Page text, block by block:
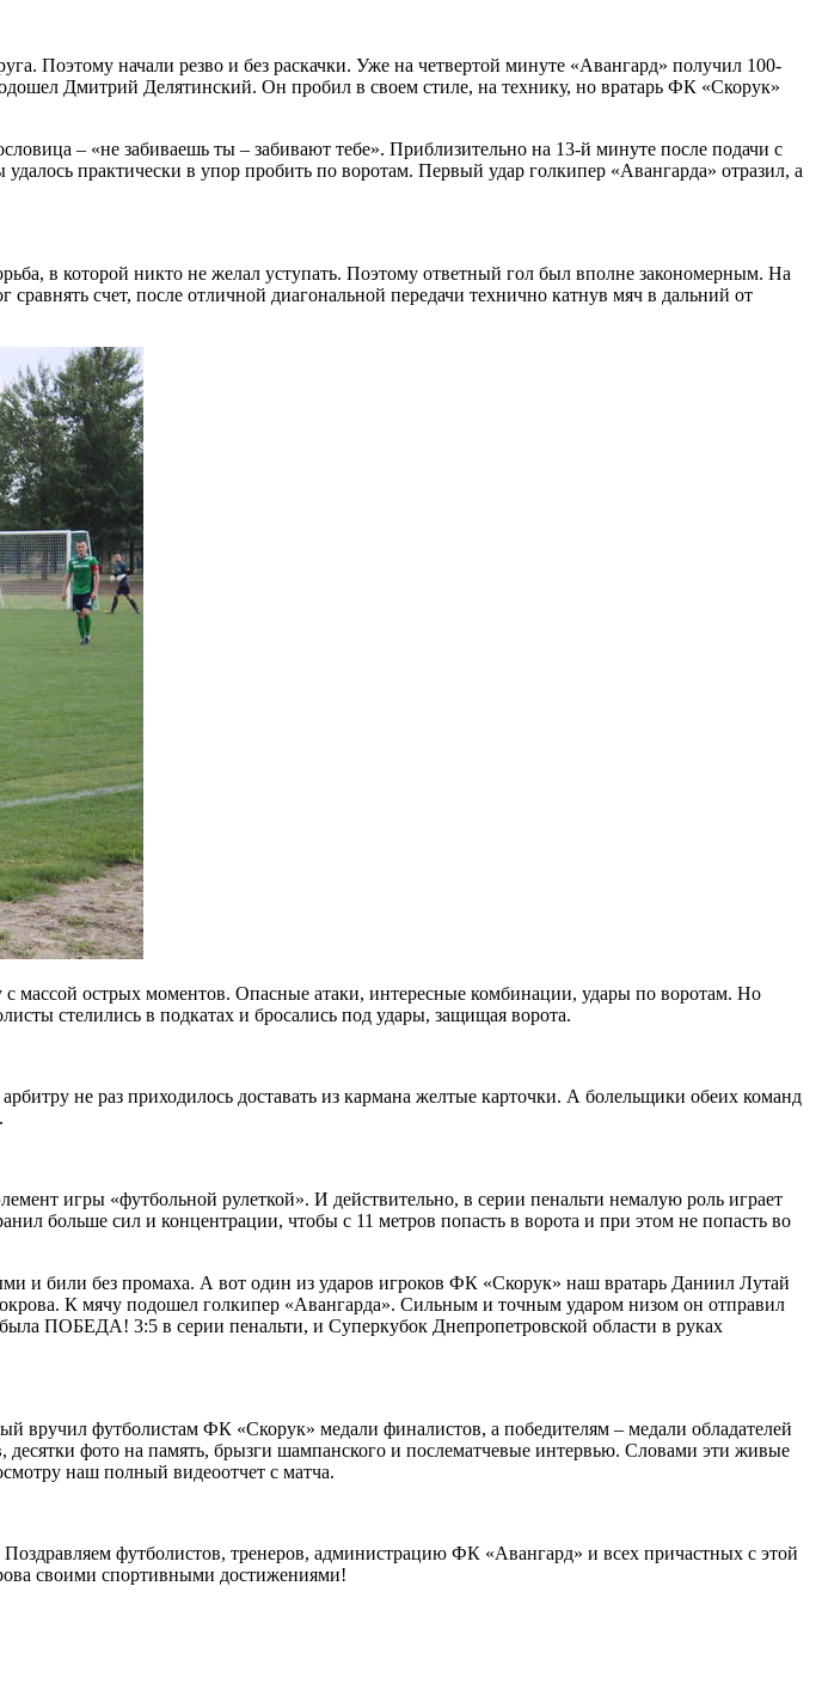
Поэтому начали резво и без раскачки. Уже на четвертой минуте «Авангард» получил 100-
Дмитрий Делятинский. Он пробил в своем стиле, на технику, но вратарь ФК «Скорук»
– «не забиваешь ты – забивают тебе». Приблизительно на 13-й минуте после подачи с
практически в упор пробить по воротам. Первый удар голкипер «Авангарда» отразил, а
в которой никто не желал уступать. Поэтому ответный гол был вполне закономерным. На
счет, после отличной диагональной передачи технично катнув мяч в дальний от
массой острых моментов. Опасные атаки, интересные комбинации, удары по воротам. Но
стелились в подкатах и бросались под удары, защищая ворота.
не раз приходилось доставать из кармана желтые карточки. А болельщики обеих команд
игры «футбольной рулеткой». И действительно, в серии пенальти немалую роль играет
больше сил и концентрации, чтобы с 11 метров попасть в ворота и при этом не попасть во
и били без промаха. А вот один из ударов игроков ФК «Скорук» наш вратарь Даниил Лутай
К мячу подошел голкипер «Авангарда». Сильным и точным ударом низом он отправил
ПОБЕДА! 3:5 в серии пенальти, и Суперкубок Днепропетровской области в руках
футболистам ФК «Скорук» медали финалистов, а победителям – медали обладателей
фото на память, брызги шампанского и послематчевые интервью. Словами эти живые
наш полный видеоотчет с матча.
футболистов, тренеров, администрацию ФК «Авангард» и всех причастных с этой
своими спортивными достижениями!